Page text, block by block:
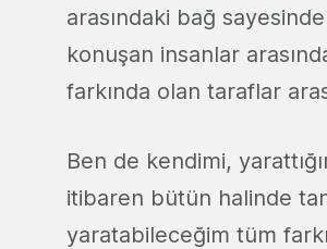
arasındaki bağ
konuşan insanlar
farkında olan taraflar
Ben de kendimi,
itibaren bütün halinde
yaratabileceğim tüm